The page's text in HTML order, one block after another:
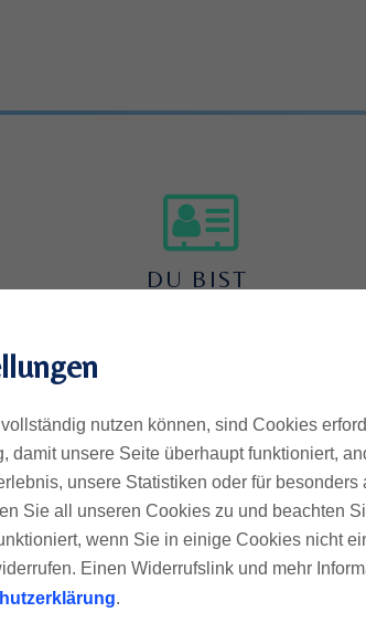
DU BIST
Aus Angst zu versagen, weil du
noch mehr Enttäuschung und
Kritik umgehen kannst. Lieber
tust du es gar nicht, als dass du
noch mehr Kritik ausgesetzt
wirst.
nutzen können, sind Cookies
damit unsere Seite überhaupt funktioniert,
unsere Statistiken oder für
Sie all unseren Cookies zu und beachten
wenn Sie in einige Cookies nicht
Einen Widerrufslink und mehr
.